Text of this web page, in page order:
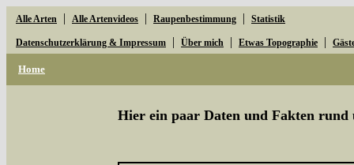
Alle Arten | Alle Artenvideos | Raupenbestimmung | Statistik
Datenschutzerklärung & Impressum | Über mich | Etwas Topographie |
Home
Hier ein paar Daten und Fakten rund